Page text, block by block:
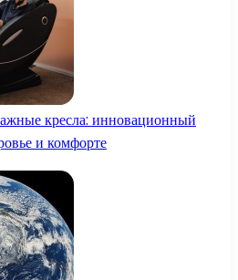
кресла: инновационный
и комфорте